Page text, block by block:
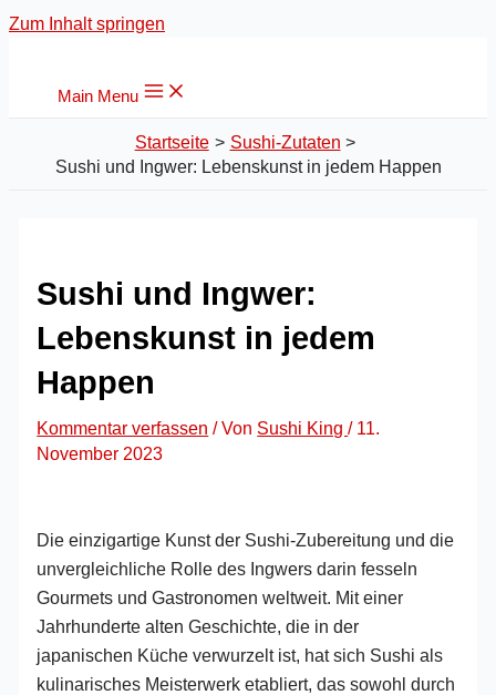
Zum Inhalt springen
Main Menu
Startseite
Sushi-Zutaten
Sushi und Ingwer: Lebenskunst in jedem Happen
Sushi und Ingwer:
Lebenskunst in jedem
Happen
Kommentar verfassen / Von Sushi King/ 11.
November 2023
Die einzigartige Kunst der Sushi-Zubereitung und die
unvergleichliche Rolle des Ingwers darin fesseln
Gourmets und Gastronomen weltweit. Mit einer
Jahrhunderte alten Geschichte, die in der
japanischen Küche verwurzelt ist, hat sich Sushi als
kulinarisches Meisterwerk etabliert, das sowohl durch